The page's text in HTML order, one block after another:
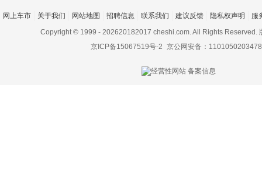
上传图片最多
网上车市 关于我们 网站地图 招聘信息 联系我们 建议反馈 隐私权声明
服
Copyright © 1999 - 202620182017 cheshi.com. All Rights Reserved.
京ICP备15067519号-2 京公网安备：